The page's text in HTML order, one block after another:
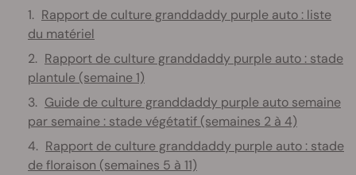
Rapport de culture granddaddy purple auto : liste
du matériel
Rapport de culture granddaddy purple auto : stade
plantule (semaine 1)
Guide de culture granddaddy purple auto semaine
par semaine : stade végétatif (semaines 2 à 4)
Rapport de culture granddaddy purple auto : stade
de floraison (semaines 5 à 11)